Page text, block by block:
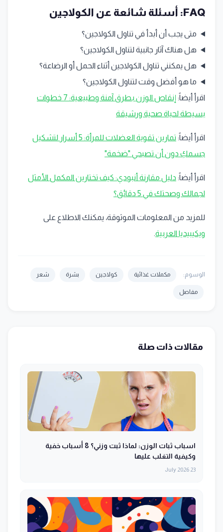
FAQ: أسئلة شائعة عن الكولاجين
متى يجب أن أبدأ في تناول الكولاجين؟
هل هناك آثار جانبية لتناول الكولاجين؟
هل يمكنني تناول الكولاجين أثناء الحمل أو الرضاعة؟
ما هو أفضل وقت لتناول الكولاجين؟
اقرأ أيضاً:
إنقاص الوزن بطرق آمنة وطبيعية: 7 خطوات
بسيطة لحياة صحية ورشيقة
اقرأ أيضاً:
تمارين تقوية العضلات للمرأة: 5 أسرار لتشكيل
جسمكِ دون أن تصبحي "ضخمة"
اقرأ أيضاً: دليل مقارنة أنبودي: كيف تختارين المكمل الأمثل
لجمالك وصحتك في 5 دقائق؟
للمزيد من المعلومات الموثوقة، يمكنك الاطلاع على
ويكيبيديا العربية.
الوسوم: مكملات غذائية كولاجين بشرة شعر
مفاصل
مقالات ذات صلة
اسباب ثبات الوزن: لماذا ثبت وزني؟ 8 أسباب خفية
وكيفية التغلب عليها
23 July 2026